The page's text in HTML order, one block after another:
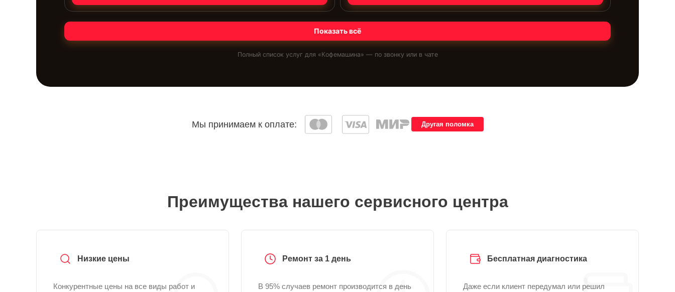
Показать всё
Полный список услуг для «Кофемашина» — по звонку или в чате
Мы принимаем к оплате: Другая поломка
Преимущества нашего сервисного центра
Низкие цены
Конкурентные цены на все виды работ и
Ремонт за 1 день
В 95% случаев ремонт производится в день
Бесплатная диагностика
Даже если клиент передумал или решил